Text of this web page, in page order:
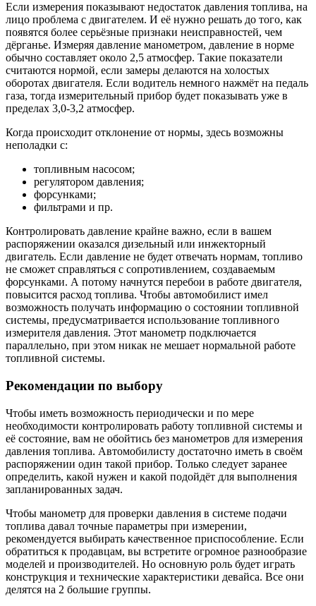
Если измерения показывают недостаток давления топлива, на
лицо проблема с двигателем. И её нужно решать до того, как
появятся более серьёзные признаки неисправностей, чем
дёрганье. Измеряя давление манометром, давление в норме
обычно составляет около 2,5 атмосфер. Такие показатели
считаются нормой, если замеры делаются на холостых
оборотах двигателя. Если водитель немного нажмёт на педаль
газа, тогда измерительный прибор будет показывать уже в
пределах 3,0-3,2 атмосфер.
Когда происходит отклонение от нормы, здесь возможны
неполадки с:
топливным насосом;
регулятором давления;
форсунками;
фильтрами и пр.
Контролировать давление крайне важно, если в вашем
распоряжении оказался дизельный или инжекторный
двигатель. Если давление не будет отвечать нормам, топливо
не сможет справляться с сопротивлением, создаваемым
форсунками. А потому начнутся перебои в работе двигателя,
повысится расход топлива. Чтобы автомобилист имел
возможность получать информацию о состоянии топливной
системы, предусматривается использование топливного
измерителя давления. Этот манометр подключается
параллельно, при этом никак не мешает нормальной работе
топливной системы.
Рекомендации по выбору
Чтобы иметь возможность периодически и по мере
необходимости контролировать работу топливной системы и
её состояние, вам не обойтись без манометров для измерения
давления топлива. Автомобилисту достаточно иметь в своём
распоряжении один такой прибор. Только следует заранее
определить, какой нужен и какой подойдёт для выполнения
запланированных задач.
Чтобы манометр для проверки давления в системе подачи
топлива давал точные параметры при измерении,
рекомендуется выбирать качественное приспособление. Если
обратиться к продавцам, вы встретите огромное разнообразие
моделей и производителей. Но основную роль будет играть
конструкция и технические характеристики девайса. Все они
делятся на 2 большие группы.